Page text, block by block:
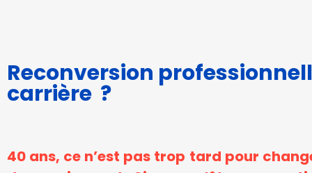
Reconversion
carrière ?
40 ans, ce n’est pas trop tard pour
sont
nécessaires au
Statistiques